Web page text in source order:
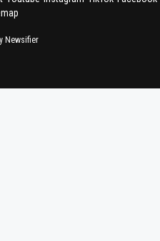
Newsifier